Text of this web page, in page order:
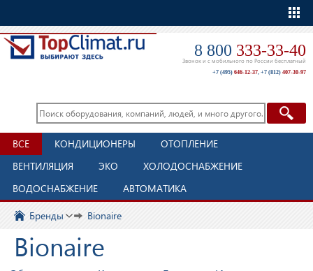
8 800 333-33-40
Звонок и с мобильного по России бесплатный
+7 (495) 646-12-37, +7 (812) 407-30-97
ВСЕ КОНДИЦИОНЕРЫ
ОТОПЛЕНИЕ
ВЕНТИЛЯЦИЯ
ЭКО
ХОЛОДОСНАБЖЕНИЕ
ВОДОСНАБЖЕНИЕ
АВТОМАТИКА
Бренды Bionaire
Bionaire